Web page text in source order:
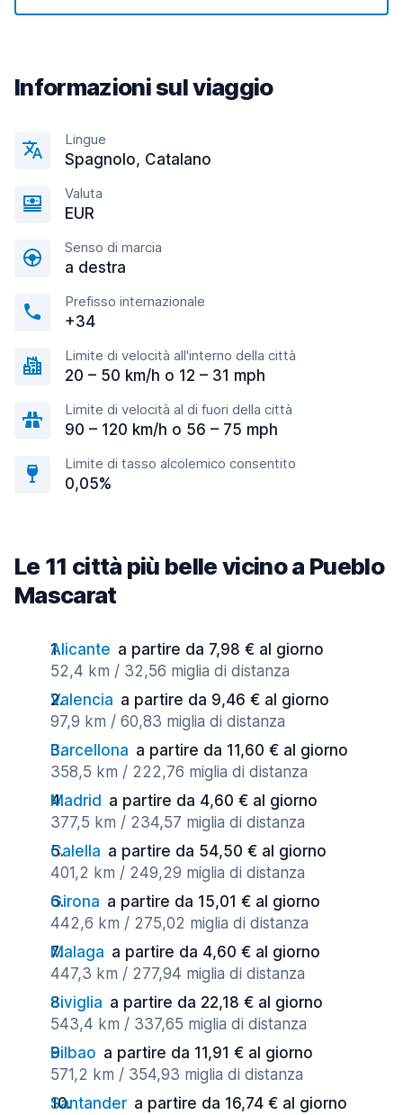
Informazioni sul viaggio
Lingue
Spagnolo, Catalano
Valuta
EUR
Senso di marcia
a destra
Prefisso internazionale
+34
Limite di velocità all'interno della città
20 – 50 km/h o 12 – 31 mph
Limite di velocità al di fuori della città
90 – 120 km/h o 56 – 75 mph
Limite di tasso alcolemico consentito
0,05%
Le 11 città più belle vicino a Pueblo
Mascarat
Alicante a partire da 7,98 € al giorno
52,4 km / 32,56 miglia di distanza
Valencia a partire da 9,46 € al giorno
97,9 km / 60,83 miglia di distanza
Barcellona a partire da 11,60 € al giorno
358,5 km / 222,76 miglia di distanza
Madrid a partire da 4,60 € al giorno
377,5 km / 234,57 miglia di distanza
Calella a partire da 54,50 € al giorno
401,2 km / 249,29 miglia di distanza
Girona a partire da 15,01 € al giorno
442,6 km / 275,02 miglia di distanza
Malaga a partire da 4,60 € al giorno
447,3 km / 277,94 miglia di distanza
Siviglia a partire da 22,18 € al giorno
543,4 km / 337,65 miglia di distanza
Bilbao a partire da 11,91 € al giorno
571,2 km / 354,93 miglia di distanza
Santander a partire da 16,74 € al giorno